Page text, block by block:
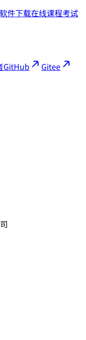
软件下载在线课程考试
GitHub
Gitee